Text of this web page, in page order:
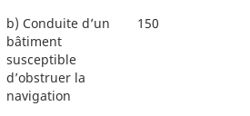
b) Conduite d’un
bâtiment
susceptible
d’obstruer la
navigation
150